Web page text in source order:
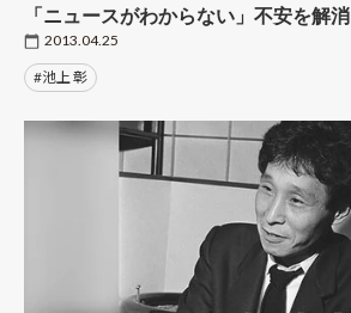
「ニュースがわからない」不安を解消
2013.04.25
#池上 彰